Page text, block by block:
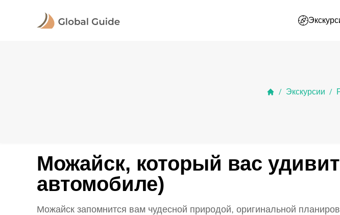
/ Экскурсии /
Можайск, который вас
автомобиле)
Можайск запомнится вам чудесной природой, оригинальной